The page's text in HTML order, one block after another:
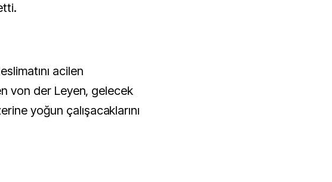
acilen
von der Leyen, gelecek
yoğun çalışacaklarını